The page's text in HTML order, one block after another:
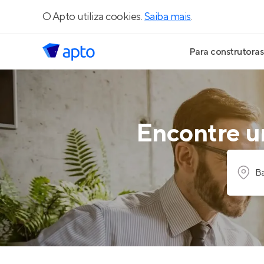
O Apto utiliza cookies.Saiba mais.
Para construtoras
Geração de
Geração de
Geração de
Maiores
Parcerias
Anunciar
Encontre